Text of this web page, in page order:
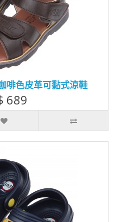
啡色皮革可黏式涼鞋
689